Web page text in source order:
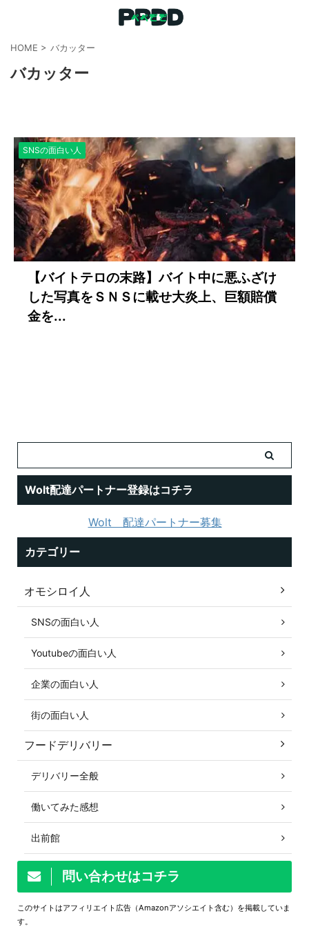
HOME > バカッター
バカッター
SNSの面白い人
【バイトテロの末路】バイト中に悪ふざけ
した写真をＳＮＳに載せ大炎上、巨額賠償
金を...
Wolt配達パートナー登録はコチラ
Wolt 配達パートナー募集
カテゴリー
オモシロイ人
SNSの面白い人
Youtubeの面白い人
企業の面白い人
街の面白い人
フードデリバリー
デリバリー全般
働いてみた感想
出前館
問い合わせはコチラ
このサイトはアフィリエイト広告（Amazonアソシエイト含む）を掲載していま
す。